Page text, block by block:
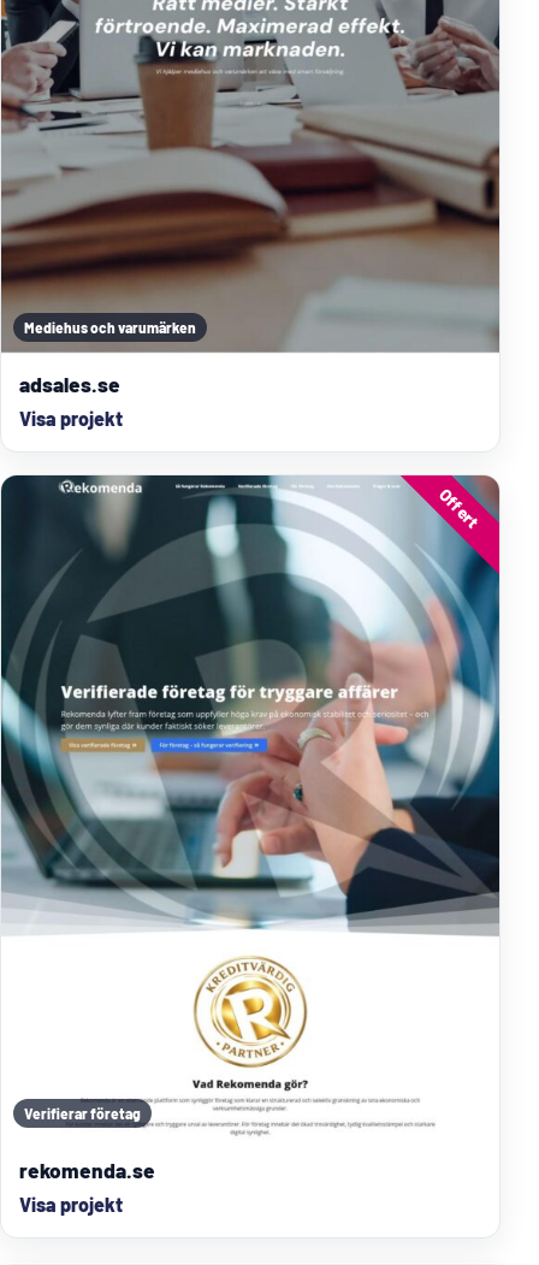
Mediehus och varumärken
adsales.se
Visa projekt
Verifierar företag
Offert
rekomenda.se
Visa projekt